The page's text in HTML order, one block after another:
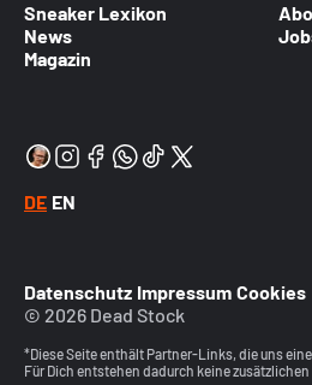
Sneaker Lexikon
News
Magazin
DE EN
Datenschutz Impressum Cookies
© 2026 Dead Stock
*Diese Seite enthält Partner-Links, die uns
Für Dich entstehen dadurch keine